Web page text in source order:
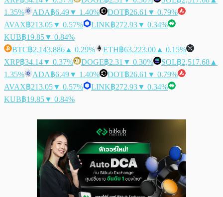
1.35%
ADA฿6.49▼ 1.40% DOT฿26.61 ▼ 0.79%
AVAX฿213.05▼ 0.57% LINK฿272.93▼ 0.34%
KUB฿19.85▼ 0.84%
BTC฿2,143,886 ▲ 0.29% ETH฿63,223.00 ▲ 0.15%
XRP฿34.14▼ 0.37% DOGE฿2.31 ▼ 0.30% SOL฿2,517.68 ▲
1.35%
ADA฿6.49▼ 1.40% DOT฿26.61 ▼ 0.79%
AVAX฿213.05▼ 0.57% LINK฿272.93▼ 0.34%
KUB฿19.85▼ 0.84%